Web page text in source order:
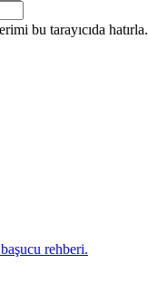
bu tarayıcıda hatırla.
rehberi.